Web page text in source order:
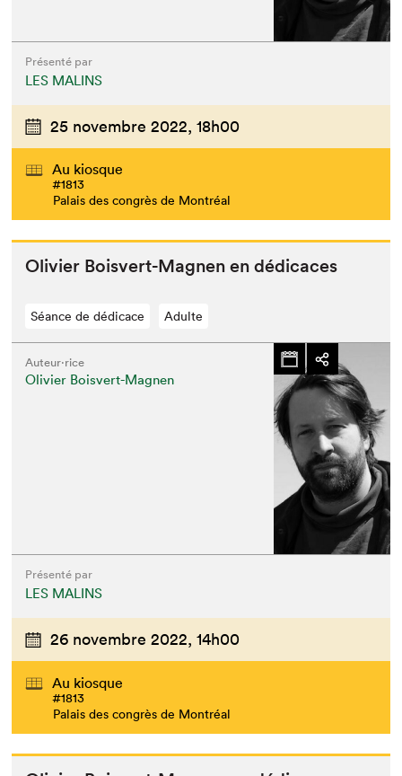
Présenté par
LES MALINS
25 novembre 2022, 18h00
Au kiosque
#1813
Palais des congrès de Montréal
Olivi­er Boisvert-Mag­nen en dédicaces
Séance de dédicace Adulte
Auteur·rice
Olivier Boisvert-Magnen
Présenté par
LES MALINS
26 novembre 2022, 14h00
Au kiosque
#1813
Palais des congrès de Montréal